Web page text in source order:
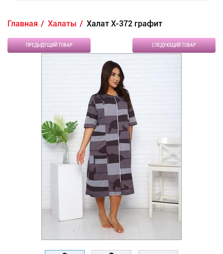
Главная Халаты Халат Х-372 графит
ПРЕДЫДУЩИЙ ТОВАР СЛЕДУЮЩИЙ ТОВАР